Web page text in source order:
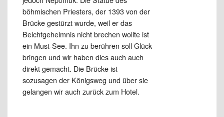
böhmischen Priesters, der 1393 von der
Brücke gestürzt wurde, weil er das
Beichtgeheimnis nicht brechen wollte ist
ein Must-See. Ihn zu berühren soll Glück
bringen und wir haben dies auch auch
direkt gemacht. Die Brücke ist
sozusagen der Königsweg und über sie
gelangen wir auch zurück zum Hotel.